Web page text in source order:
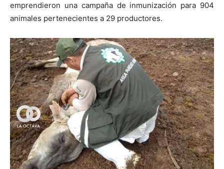
emprendieron una campaña de inmunización para 904
animales pertenecientes a 29 productores.